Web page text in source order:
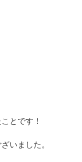
とです！
いました。